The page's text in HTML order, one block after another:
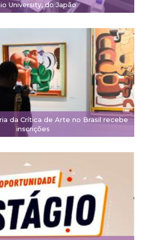
University, do Japão
da Crítica de Arte no Brasil recebe
inscrições